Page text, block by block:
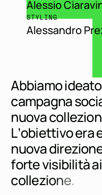
Alessio
STYLING
Alessandro
Abbiamoideato
campagnasoci
nuovacollezion
L’obiettivoera
nuovadirezion
fortevisibilitàai
collezione.